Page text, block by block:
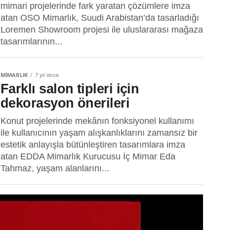
mimari projelerinde fark yaratan çözümlere imza
atan OSO Mimarlık, Suudi Arabistan’da tasarladığı
Loremen Showroom projesi ile uluslararası mağaza
tasarımlarının...
MIMARLIK 7 yıl önce
Farklı salon tipleri için
dekorasyon önerileri
Konut projelerinde mekânın fonksiyonel kullanımı
ile kullanıcının yaşam alışkanlıklarını zamansız bir
estetik anlayışla bütünleştiren tasarımlara imza
atan EDDA Mimarlık Kurucusu İç Mimar Eda
Tahmaz, yaşam alanlarını...